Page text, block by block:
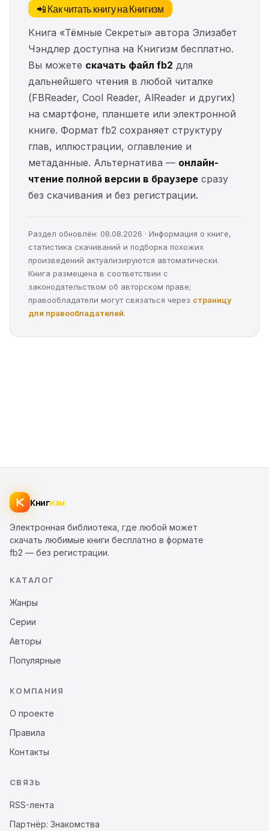
📲 Как читать книгу на Книгизм
Книга «Тёмные Секреты» автора Элизабет
Чэндлер доступна на Книгизм бесплатно.
Вы можете скачать файл fb2 для
дальнейшего чтения в любой читалке
(FBReader, Cool Reader, AlReader и других)
на смартфоне, планшете или электронной
книге. Формат fb2 сохраняет структуру
глав, иллюстрации, оглавление и
метаданные. Альтернатива — онлайн-
чтение полной версии в браузере сразу
без скачивания и без регистрации.
Раздел обновлён: 08.08.2026 · Информация о книге,
статистика скачиваний и подборка похожих
произведений актуализируются автоматически.
Книга размещена в соответствии с
законодательством об авторском праве;
правообладатели могут связаться через страницу
для правообладателей.
Книгизм
Электронная библиотека, где любой может
скачать любимые книги бесплатно в формате
fb2 — без регистрации.
КАТАЛОГ
Жанры
Серии
Авторы
Популярные
КОМПАНИЯ
О проекте
Правила
Контакты
СВЯЗЬ
RSS-лента
Партнёр: Знакомства